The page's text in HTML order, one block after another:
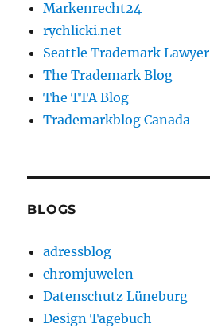
Markenrecht24
rychlicki.net
Seattle Trademark Lawyer
The Trademark Blog
The TTA Blog
Trademarkblog Canada
BLOGS
adressblog
chromjuwelen
Datenschutz Lüneburg
Design Tagebuch